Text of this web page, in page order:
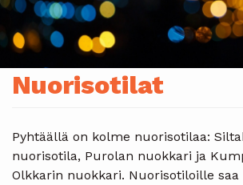
Nuorisotilat
Pyhtäällä on kolme nuorisotilaa:
nuorisotila, Purolan nuokkari ja
Olkkarin nuokkari. Nuorisotiloille